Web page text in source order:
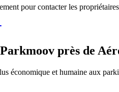
pour contacter les
près de
économique et humaine aux